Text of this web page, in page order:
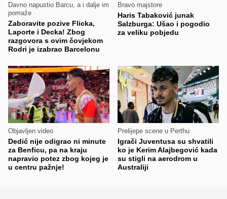
Davno napustio Barcu, a i dalje im
pomaže
Zaboravite pozive Flicka,
Laporte i Decka! Zbog
razgovora s ovim čovjekom
Rodri je izabrao Barcelonu
Bravo majstore
Haris Tabaković junak
Salzburga: Ušao i pogodio
za veliku pobjedu
Objavljen video
Dedić nije odigrao ni minute
za Benficu, pa na kraju
napravio potez zbog kojeg je
u centru pažnje!
Prelijepe scene u Perthu
Igrači Juventusa su shvatili
ko je Kerim Alajbegović kada
su stigli na aerodrom u
Australiji